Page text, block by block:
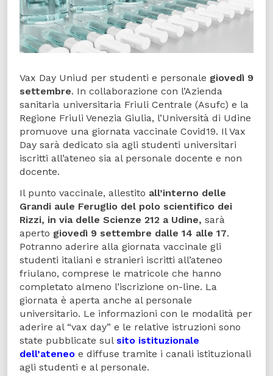
Vax Day Uniud per studenti e personale giovedì 9
settembre. In collaborazione con l’Azienda
sanitaria universitaria Friuli Centrale (Asufc) e la
Regione Friuli Venezia Giulia, l’Università di Udine
promuove una giornata vaccinale Covid19. Il Vax
Day sarà dedicato sia agli studenti universitari
iscritti all’ateneo sia al personale docente e non
docente.
Il punto vaccinale, allestito all’interno delle
Grandi aule Feruglio del polo scientifico dei
Rizzi, in via delle Scienze 212 a Udine, sarà
aperto giovedì 9 settembre dalle 14 alle 17.
Potranno aderire alla giornata vaccinale gli
studenti italiani e stranieri iscritti all’ateneo
friulano, comprese le matricole che hanno
completato almeno l’iscrizione on-line. La
giornata è aperta anche al personale
universitario. Le informazioni con le modalità per
aderire al “vax day” e le relative istruzioni sono
state pubblicate sul sito istituzionale
dell’ateneo e diffuse tramite i canali istituzionali
agli studenti e al personale.